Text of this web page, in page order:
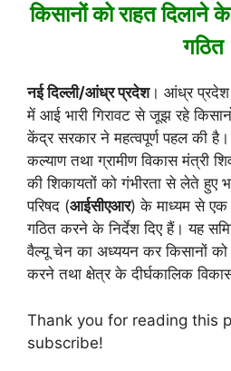
किसानों को राहत दिलाने
गठित
नई दिल्ली/आंध्र प्रदेश। आंध्र प्रदेश
में आई भारी गिरावट से जूझ रहे
केंद्र सरकार ने महत्वपूर्ण पहल की
कल्याण तथा ग्रामीण विकास मंत्री
की शिकायतों को गंभीरता से लेते हुए
परिषद (आईसीएआर) के माध्यम से एक
गठित करने के निर्देश दिए हैं। यह
वैल्यू चेन का अध्ययन कर किसानों को
करने तथा क्षेत्र के दीर्घकालिक
Thank you for reading this
subscribe!